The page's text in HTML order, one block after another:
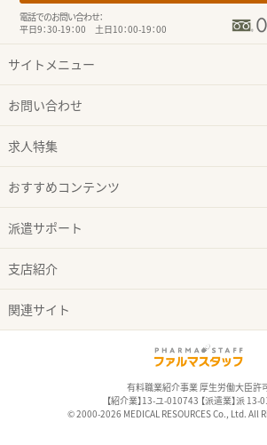
電話でのお問い合わせ：
平日9：30-19：00 土日10：00-19：00
サイトメニュー
お問い合わせ
求人特集
おすすめコンテンツ
派遣サポート
支店紹介
関連サイト
有料職業紹介事業 厚生労働大臣許
【紹介業】13-ユ-010743 【派遣業】派 13-
© 2000-2026 MEDICAL RESOURCES Co., Ltd. All